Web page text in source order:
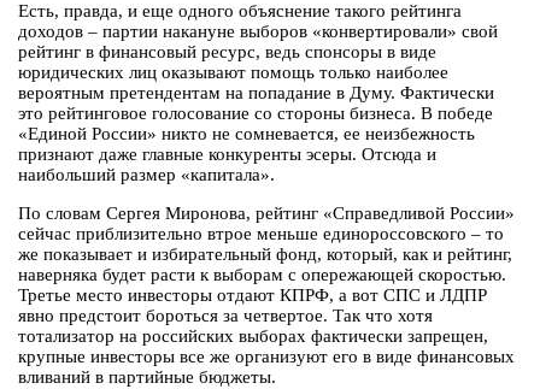
Есть, правда, и еще одного объяснение такого рейтинга
доходов – партии накануне выборов «конвертировали» свой
рейтинг в финансовый ресурс, ведь спонсоры в виде
юридических лиц оказывают помощь только наиболее
вероятным претендентам на попадание в Думу. Фактически
это рейтинговое голосование со стороны бизнеса. В победе
«Единой России» никто не сомневается, ее неизбежность
признают даже главные конкуренты эсеры. Отсюда и
наибольший размер «капитала».
По словам Сергея Миронова, рейтинг «Справедливой России»
сейчас приблизительно втрое меньше единороссовского – то
же показывает и избирательный фонд, который, как и рейтинг,
наверняка будет расти к выборам с опережающей скоростью.
Третье место инвесторы отдают КПРФ, а вот СПС и ЛДПР
явно предстоит бороться за четвертое. Так что хотя
тотализатор на российских выборах фактически запрещен,
крупные инвесторы все же организуют его в виде финансовых
вливаний в партийные бюджеты.